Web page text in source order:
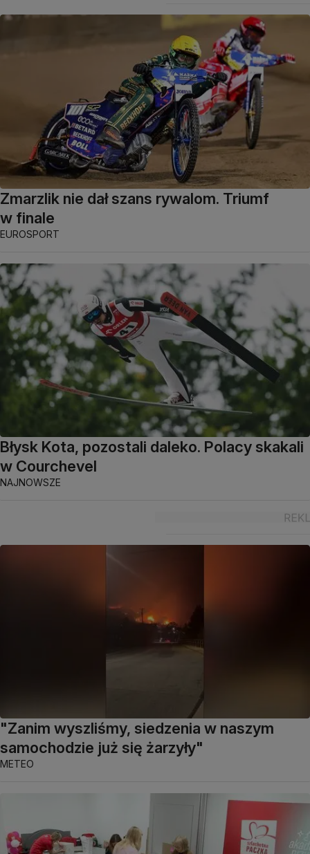
Zmarzlik nie dał szans rywalom. Triumf
w finale
EUROSPORT
Błysk Kota, pozostali daleko. Polacy skakali
w Courchevel
NAJNOWSZE
"Zanim wyszliśmy, siedzenia w naszym
samochodzie już się żarzyły"
METEO